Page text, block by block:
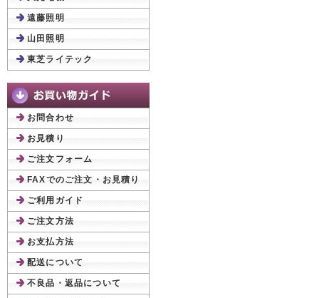
遠藤照明
山田照明
東芝ライテック
お問合わせ
お見積り
ご注文フォーム
FAXでのご注文・お見積り
ご利用ガイド
ご注文方法
お支払方法
配送について
不良品・返品について